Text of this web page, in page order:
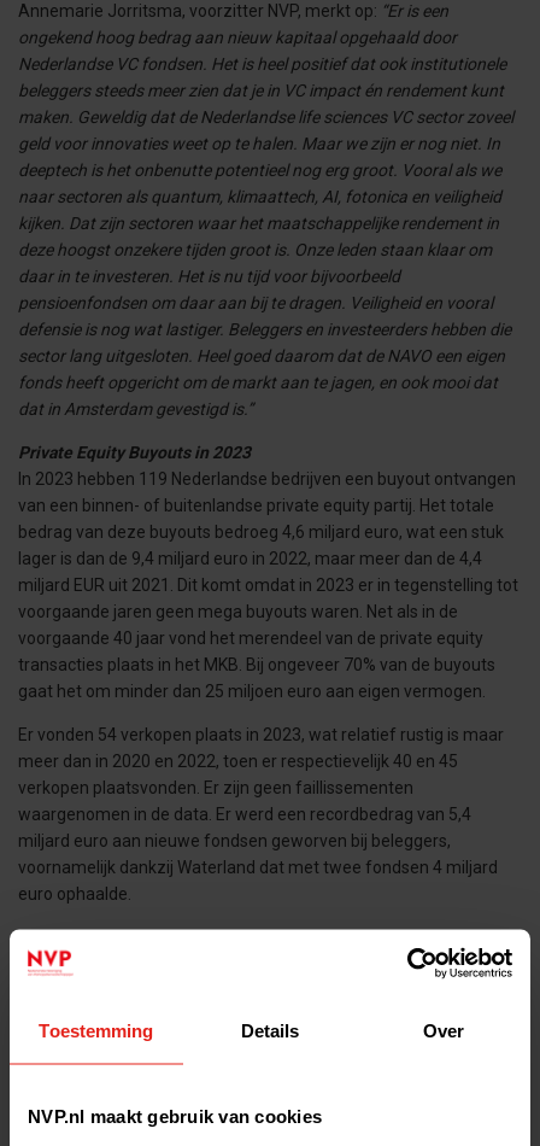
Toestemming Details Over
NVP.nl maakt gebruik van cookies
Annemarie Jorritsma, voorzitter NVP, merkt op: “Er is een
ongekend hoog bedrag aan nieuw kapitaal opgehaald door
Nederlandse VC fondsen. Het is heel positief dat ook institutionele
beleggers steeds meer zien dat je in VC impact én rendement kunt
maken. Geweldig dat de Nederlandse life sciences VC sector zoveel
geld voor innovaties weet op te halen. Maar we zijn er nog niet. In
deeptech is het onbenutte potentieel nog erg groot. Vooral als we
naar sectoren als quantum, klimaattech, AI, fotonica en veiligheid
kijken. Dat zijn sectoren waar het maatschappelijke rendement in
deze hoogst onzekere tijden groot is. Onze leden staan klaar om
daar in te investeren. Het is nu tijd voor bijvoorbeeld
pensioenfondsen om daar aan bij te dragen. Veiligheid en vooral
defensie is nog wat lastiger. Beleggers en investeerders hebben die
sector lang uitgesloten. Heel goed daarom dat de NAVO een eigen
fonds heeft opgericht om de markt aan te jagen, en ook mooi dat
dat in Amsterdam gevestigd is.”
Private Equity Buyouts in 2023
In 2023 hebben 119 Nederlandse bedrijven een buyout ontvangen
van een binnen- of buitenlandse private equity partij. Het totale
bedrag van deze buyouts bedroeg 4,6 miljard euro, wat een stuk
lager is dan de 9,4 miljard euro in 2022, maar meer dan de 4,4
miljard EUR uit 2021. Dit komt omdat in 2023 er in tegenstelling tot
voorgaande jaren geen mega buyouts waren. Net als in de
voorgaande 40 jaar vond het merendeel van de private equity
transacties plaats in het MKB. Bij ongeveer 70% van de buyouts
gaat het om minder dan 25 miljoen euro aan eigen vermogen.
Er vonden 54 verkopen plaats in 2023, wat relatief rustig is maar
meer dan in 2020 en 2022, toen er respectievelijk 40 en 45
verkopen plaatsvonden. Er zijn geen faillissementen
waargenomen in de data. Er werd een recordbedrag van 5,4
miljard euro aan nieuwe fondsen geworven bij beleggers,
voornamelijk dankzij Waterland dat met twee fondsen 4 miljard
euro ophaalde.
CVC Capital Partners – TMF (herfinanciering)